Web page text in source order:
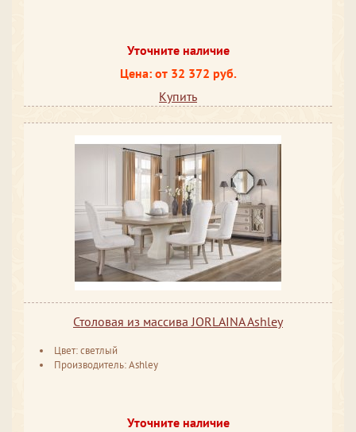
Уточните наличие
Цена: от 32 372 руб.
Купить
Столовая из массива JORLAINA Ashley
Цвет: светлый
Производитель: Ashley
Уточните наличие